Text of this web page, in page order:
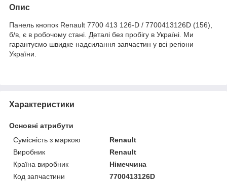
Опис
Панель кнопок Renault 7700 413 126-D / 7700413126D (156),
б/в, є в робочому стані. Деталі без пробігу в Україні. Ми
гарантуємо швидке надсилання запчастин у всі регіони
України.
Характеристики
Основні атрибути
Сумісність з маркою
Renault
Виробник
Renault
Країна виробник
Німеччина
Код запчастини
7700413126D